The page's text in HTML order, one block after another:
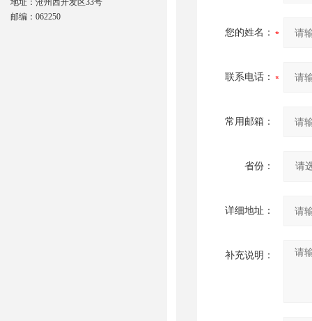
您的姓名：
联系电话：
常用邮箱：
省份：
详细地址：
补充说明：
地址：沧州西开发区33号
邮编：062250